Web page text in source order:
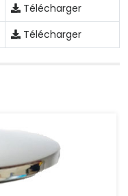
Télécharger
Télécharger